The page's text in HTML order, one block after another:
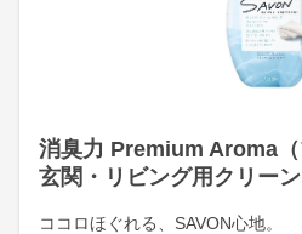
消臭力 Premium Aroma（
玄関・リビング用クリー
ココロほぐれる、SAVON心地。